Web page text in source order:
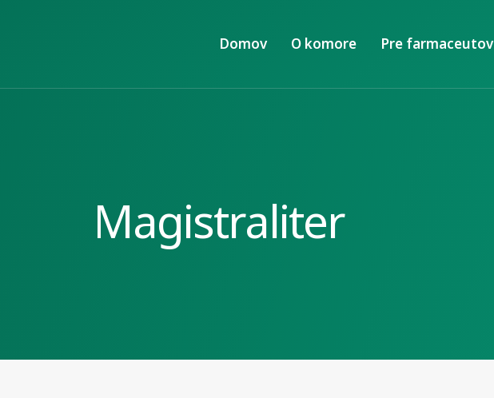
Domov O komore Pre farmaceutov
Magistraliter